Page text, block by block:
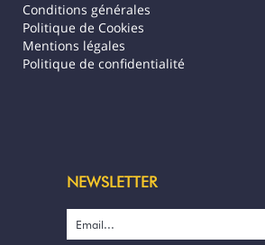
Conditions générales
Politique de Cookies
Mentions légales
Politique de confidentialité
NEWSLETTER